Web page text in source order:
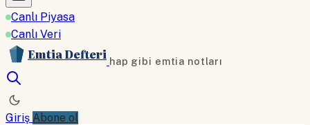
Canlı Piyasa
Canlı Veri
Emtia Defteri hap gibi emtia notları
Giriş Abone ol